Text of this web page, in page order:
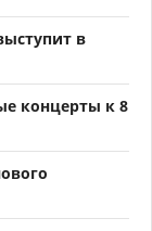
в
концерты к 8